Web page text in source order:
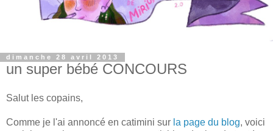
dimanche 28 avril 2013
un super bébé CONCOURS
Salut les copains,
Comme je l'ai annoncé en catimini sur la page du blog, voici